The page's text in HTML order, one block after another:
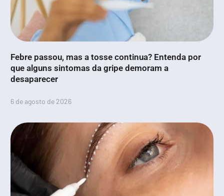
Febre passou, mas a tosse continua? Entenda por
que alguns sintomas da gripe demoram a
desaparecer
6 de agosto de 2026